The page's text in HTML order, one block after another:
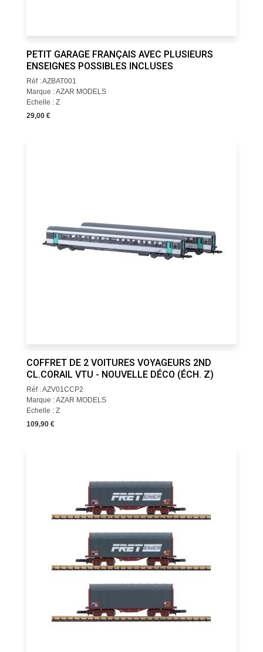
PETIT GARAGE FRANÇAIS AVEC PLUSIEURS
ENSEIGNES POSSIBLES INCLUSES
Réf : AZBAT001
Marque : AZAR MODELS
Echelle : Z
29,00 €
COFFRET DE 2 VOITURES VOYAGEURS 2ND
CL.CORAIL VTU - NOUVELLE DÉCO (ÉCH. Z)
Réf : AZV01CCP2
Marque : AZAR MODELS
Echelle : Z
109,90 €